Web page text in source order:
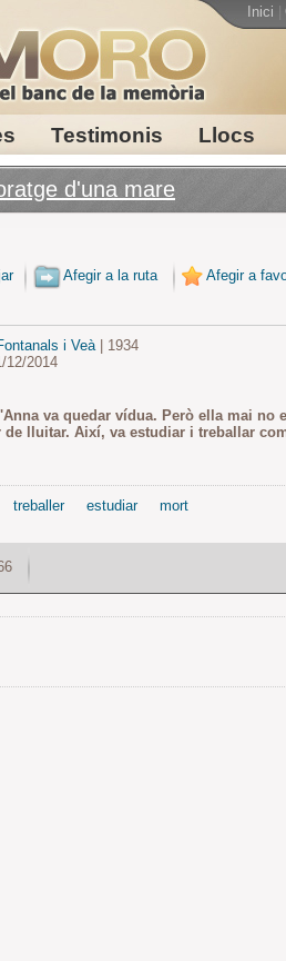
Testimonis Llocs
Inici
d'una mare
Afegir a la ruta
Afegir a
i Veà| 1934
12/2014
va quedar vídua. Però ella mai no
de lluitar. Així, va estudiar i treballar
treballer estudiar mort